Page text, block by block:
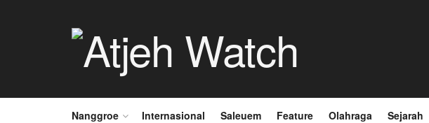
Nanggroe Internasional Saleuem Feature Olahraga Sejarah